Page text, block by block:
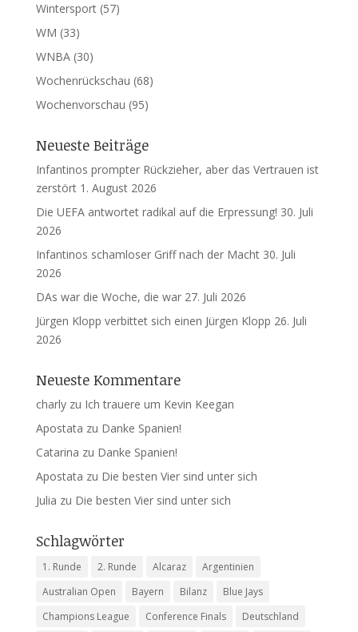
Wintersport(57)
WM (33)
WNBA(30)
Wochenrückschau (68)
Wochenvorschau (95)
Neueste Beiträge
Infantinos prompter Rückzieher, aber das Vertrauen ist
zerstört 1. August 2026
Die UEFA antwortet radikal auf die Erpressung! 30. Juli
2026
Infantinos schamloser Griff nach der Macht 30. Juli
2026
DAs war die Woche, die war 27. Juli 2026
Jürgen Klopp verbittet sich einen Jürgen Klopp 26. Juli
2026
Neueste Kommentare
charlyzu Ich trauere um Kevin Keegan
Apostata zu Danke Spanien!
Catarina zu Danke Spanien!
Apostata zu Die besten Vier sind unter sich
Julia zu Die besten Vier sind unter sich
Schlagwörter
1. Runde 2. Runde Alcaraz
Argentinien
Australian Open
Bayern Bilanz
Blue Jays
Champions League
Conference Finals
Deutschland